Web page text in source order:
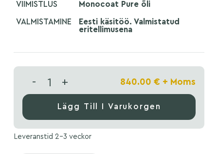
VIIMISTLUS Monocoat Pure õli
VALMISTAMINE
Eesti käsitöö. Valmistatud
eritellimusena
- + 840.00 € + Moms
Lägg Till I Varukorgen
Leveranstid 2-3 veckor